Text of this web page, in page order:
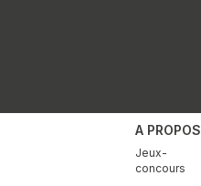
A PROPOS
Jeux-
concours